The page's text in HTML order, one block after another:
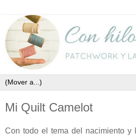
Mi Quilt Camelot
Con todo el tema del nacimiento y